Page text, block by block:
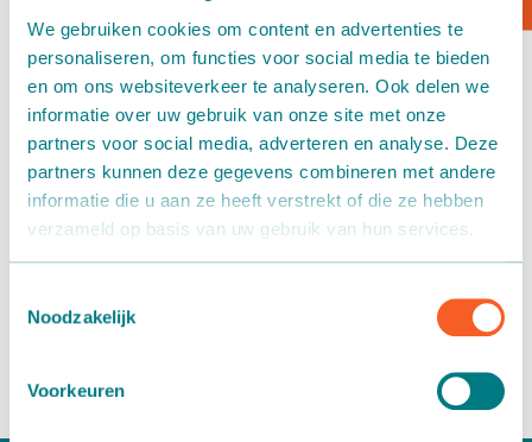
We gebruiken cookies om content en advertenties te
personaliseren, om functies voor social media te bieden
en om ons websiteverkeer te analyseren. Ook delen we
informatie over uw gebruik van onze site met onze
partners voor social media, adverteren en analyse. Deze
partners kunnen deze gegevens combineren met andere
informatie die u aan ze heeft verstrekt of die ze hebben
verzameld op basis van uw gebruik van hun services.
Noodzakelijk
Voorkeuren
Förderbändersystem
Greve Banden
FürGreve Bandenhaben wir einFörderbändersystemfür
betriebsinternen Transporte effizient und ergonomisch zu
Kartontransport
Verpacken - Einpacken - Sortieren
Zubehör